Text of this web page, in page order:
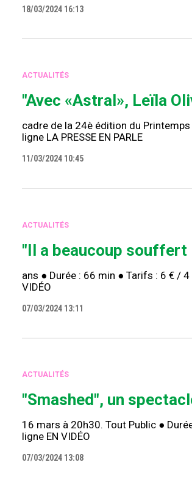
18/03/2024 16:13
ACTUALITÉS
"Avec «Astral», Leïla
cadre de la 24è édition du
ligne LA PRESSE EN PARLE
11/03/2024 10:45
ACTUALITÉS
"Il a beaucoup
ans ● Durée : 66 min ● Tarifs : 6 € /
VIDÉO
07/03/2024 13:11
ACTUALITÉS
"Smashed", un
16 mars à 20h30. Tout Public ●
ligne EN VIDÉO
07/03/2024 13:08